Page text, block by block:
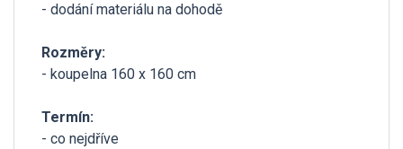
- dodání materiálu na dohodě
Rozměry:
- koupelna 160 x 160 cm
Termín:
- co nejdříve